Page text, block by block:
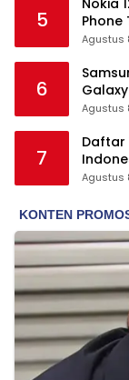
5
Phone
Agustus
6
Agustus
7
Daftar
Agustus